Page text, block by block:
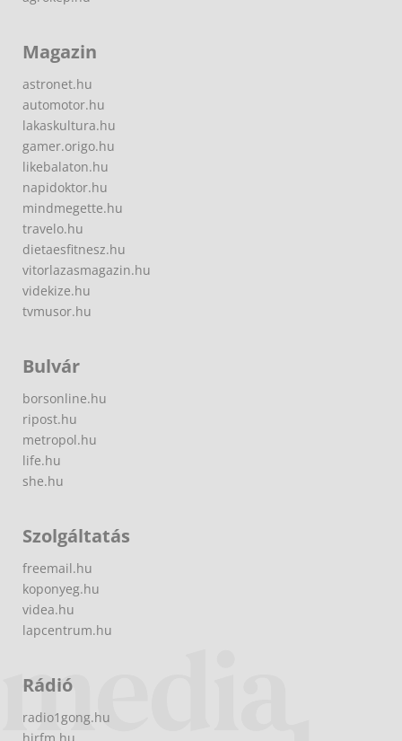
Magazin
astronet.hu
automotor.hu
lakaskultura.hu
gamer.origo.hu
likebalaton.hu
napidoktor.hu
mindmegette.hu
travelo.hu
dietaesfitnesz.hu
vitorlazasmagazin.hu
videkize.hu
tvmusor.hu
Bulvár
borsonline.hu
ripost.hu
metropol.hu
life.hu
she.hu
Szolgáltatás
freemail.hu
koponyeg.hu
videa.hu
lapcentrum.hu
Rádió
radio1gong.hu
hirfm.hu